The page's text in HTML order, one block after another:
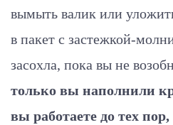
вымыть валик или
в пакет с застежкой-
засохла, пока вы не
только вы наполнили
вы работаете до тех